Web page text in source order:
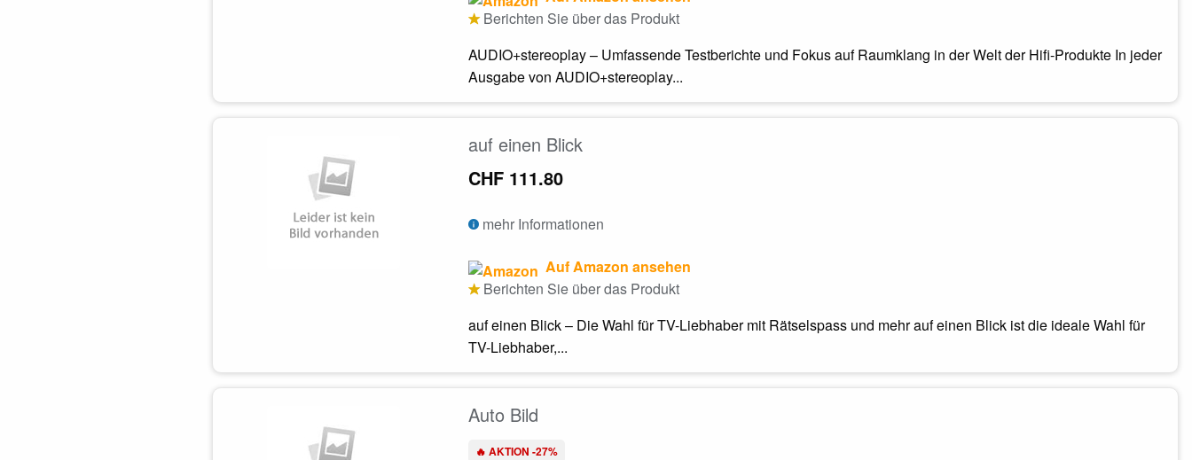
Berichten Sie über das Produkt
AUDIO+stereoplay – Umfassende Testberichte und Fokus auf Raumklang in der Welt der Hifi-Produkte In jeder
Ausgabe von AUDIO+stereoplay...
auf einen Blick
CHF 111.80
mehr Informationen
Auf Amazon ansehen
Berichten Sie über das Produkt
auf einen Blick – Die Wahl für TV-Liebhaber mit Rätselspass und mehr auf einen Blick ist die ideale Wahl für
TV-Liebhaber,...
Auto Bild
🔥 AKTION -27%